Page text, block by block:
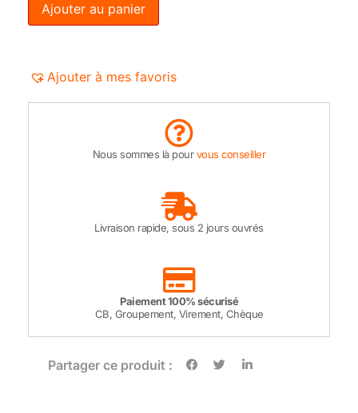
Ajouter au panier
Ajouter à mes favoris
Nous sommes là pourvous conseiller
Livraison rapide, sous 2 jours ouvrés
Paiement 100% sécurisé
CB, Groupement, Virement, Chèque
Partager ce produit :